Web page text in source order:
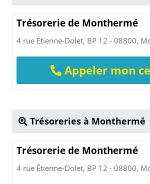
Trésorerie de Monthermé
4 rue Étienne-Dolet, BP 12 - 08800,
Appeler mon
Trésoreries à Monthermé
Trésorerie de Monthermé
4 rue Étienne-Dolet, BP 12 - 08800,